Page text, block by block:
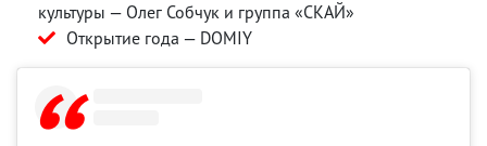
культуры — Олег Собчук и группа «СКАЙ»
Открытие года — DOMIY